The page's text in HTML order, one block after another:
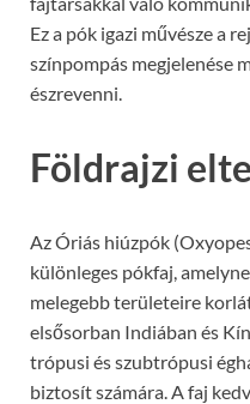
Ez a pók igazi művésze a
színpompás megjelenése
észrevenni.
Földrajzi
Az Óriás hiúzpók
különleges pókfaj,
melegebb területeire
elsősorban Indiában és
trópusi és szubtrópusi
biztosít számára. A faj